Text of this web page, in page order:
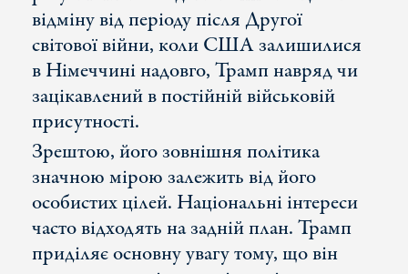
відміну від періоду після Другої
світової війни, коли США залишилися
в Німеччині надовго, Трамп навряд чи
зацікавлений в постійній військовій
присутності.
Зрештою, його зовнішня політика
значною мірою залежить від його
особистих цілей. Національні інтереси
часто відходять на задній план. Трамп
приділяє основну увагу тому, що він